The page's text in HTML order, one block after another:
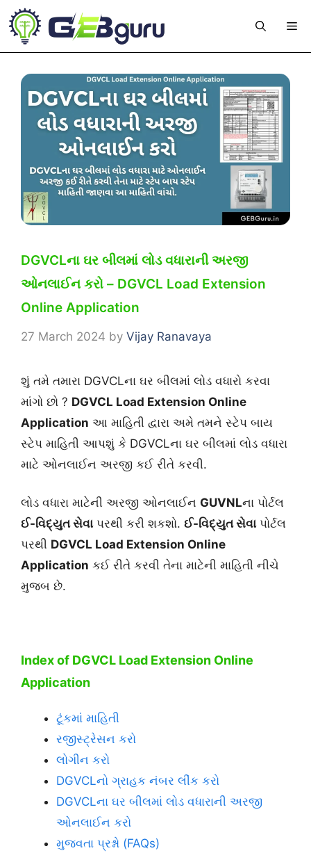
Skip
to
content
DGVCLના ઘર બીલમાં લોડ વધારાની અરજી
ઓનલાઈન કરો – DGVCL Load Extension
Online Application
27 March 2024 by Vijay Ranavaya
શું તમે તમારા DGVCLના ઘર બીલમાં લોડ વધારો કરવા
માંગો છો ? DGVCL Load Extension Online
Application આ માહિતી દ્વારા અમે તમને સ્ટેપ બાય
સ્ટેપ માહિતી આપશું કે DGVCLના ઘર બીલમાં લોડ વધારા
માટે ઓનલાઈન અરજી કઈ રીતે કરવી.
લોડ વધારા માટેની અરજી ઓનલાઈન GUVNLના પોર્ટલ
ઈ-વિદ્યુત સેવાપરથી કરી શકશો. ઈ-વિદ્યુત સેવાપોર્ટલ
પરથી DGVCL Load Extension Online
Application કઈ રીતે કરવી તેના માટેની માહિતી નીચે
મુજબ છે.
Index of DGVCL Load Extension Online
Application
ટૂંકમાં માહિતી
રજીસ્ટ્રેસન કરો
લોગીન કરો
DGVCLનો ગ્રાહક નંબર લીંક કરો
DGVCLના ઘર બીલમાં લોડ વધારાની અરજી
ઓનલાઈન કરો
મુજવતા પ્રશ્નો (FAQs)